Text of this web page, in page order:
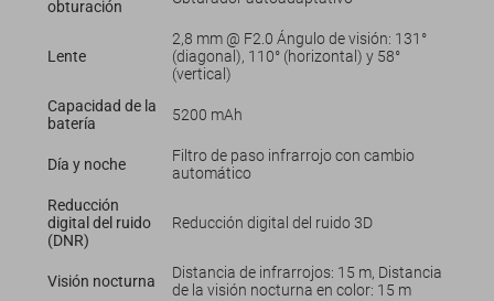
obturación
Lente
2,8 mm @ F2.0 Ángulo de visión: 131°
(diagonal), 110° (horizontal) y 58°
(vertical)
Capacidad de la
batería
5200 mAh
Día y noche
Filtro de paso infrarrojo con cambio
automático
Reducción
digital del ruido
(DNR)
Reducción digital del ruido 3D
Visión nocturna
Distancia de infrarrojos: 15 m, Distancia
de la visión nocturna en color: 15 m